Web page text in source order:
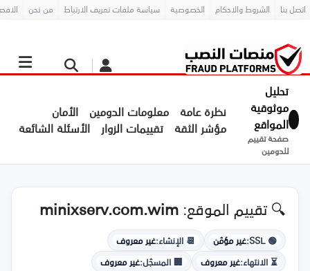
اتصل بنا الشروط والاحكام الخصوصية سياسة ملفات تعريف الارتباط من نحن
تحليل
موثوقية
المواقع
صفحة تقييم
للدومين
نظرة عامة معلومات الدومين الأمان
مؤشر الثقة تقييمات الزوار الأسئلة الشائعة
🔍 تقييم الموقع:minixserv.com.wim
🟢 SSL: غير مؤمّن 📆 الإنشاء:غير معروف
⏳ الانتهاء:غير معروف 🏢 المسجّل:غير معروف